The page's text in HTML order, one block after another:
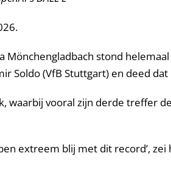
Mönchengladbach stond
Soldo (VfB Stuttgart) en deed
waarbij vooral zijn derde treffer
extreem blij met dit record’, zei